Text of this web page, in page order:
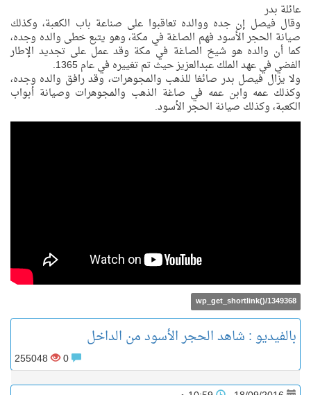
عائلة بدر
وقال فيصل إن جده ووالده تعاقبوا على صناعة باب الكعبة، وكذلك
صيانة الحجر الأسود فهم الصاغة في مكة، وهو يتبع خطى والده وجده،
كما أن والده هو شيخ الصاغة في مكة وقد عمل على تجديد الإطار
الفضي في عهد الملك عبدالعزيز حيث تم تغييره في عام 1365.
ولا يزال فيصل بدر صائغا للذهب والمجوهرات، وقد رافق والده وجده،
وكذلك عمه وابن عمه في صاغة الذهب والمجوهرات وصيانة أبواب
الكعبة، وكذلك صيانة الحجر الأسود.
wp_get_shortlink()/1349368
بالفيديو : شاهد الحجر الأسود من الداخل
255048